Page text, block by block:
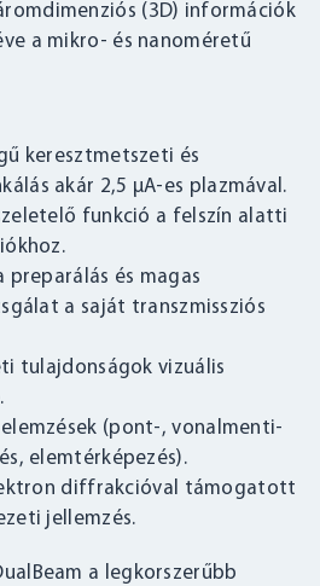
(3D) információk
a mikro- és nanoméretű
keresztmetszeti és
akár 2,5 μA-es plazmával.
funkció a felszín alatti
preparálás és magas
a saját transzmissziós
tulajdonságok vizuális
(pont-, vonalmenti-
elemtérképezés).
diffrakcióval támogatott
jellemzés.
a legkorszerűbb